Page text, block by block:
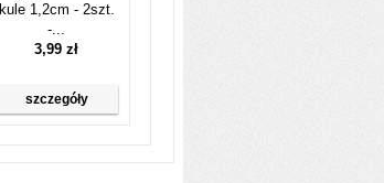
kule 1,2cm - 2szt.
-...
3,99 zł
szczegóły